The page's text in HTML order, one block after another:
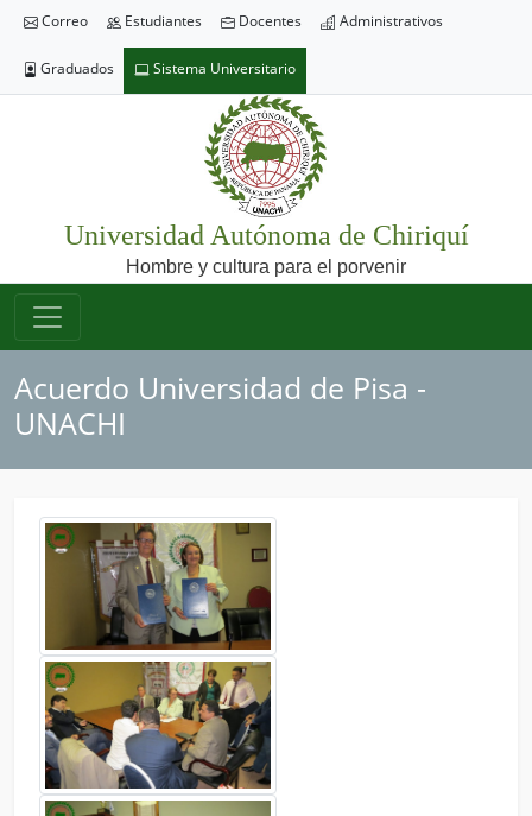
Correo Estudiantes Docentes Administrativos
Graduados Sistema Universitario
Universidad Autónoma de Chiriquí
Hombre y cultura para el porvenir
Acuerdo Universidad de Pisa -
UNACHI